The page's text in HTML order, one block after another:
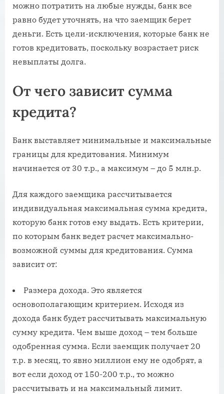
можно потратить на любые нужды, банк все
равно будет уточнять, на что заемщик берет
деньги. Есть цели-исключения, которые банк не
готов кредитовать, поскольку возрастает риск
невыплаты долга.
От чего зависит сумма
кредита?
Банк выставляет минимальные и максимальные
границы для кредитования. Минимум
начинается от 30 т.р., а максимум – до 5 млн.р.
Для каждого заемщика рассчитывается
индивидуальная максимальная сумма кредита,
которую банк готов ему выдать. Есть критерии,
по которым банк ведет расчет максимально-
возможной суммы для кредитования. Сумма
зависит от:
Размера дохода. Это является
основополагающим критерием. Исходя из
дохода банк будет рассчитывать максимальную
сумму кредита. Чем выше доход – тем больше
одобренная сумма. Если заемщик получает 20
т.р. в месяц, то явно миллион ему не одобрят, а
вот если доход от 150-200 т.р., то можно
рассчитывать и на максимальный лимит.